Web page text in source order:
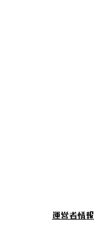
運営者情報